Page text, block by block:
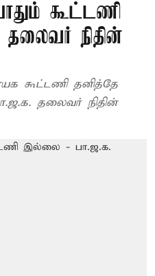
கூட்டணி
நிதின்
கூட்டணி தனித்தே
தலைவர் நிதின்